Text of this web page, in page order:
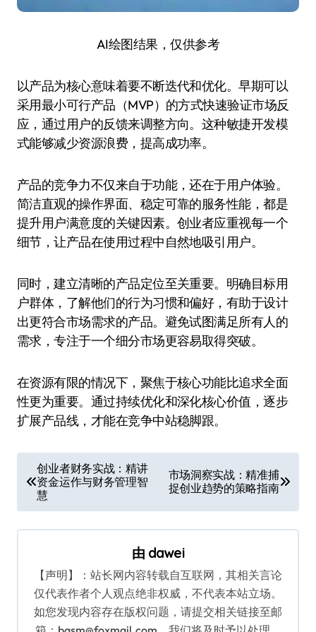
AI绘图结果，仅供参考
以产品为核心意味着要不断迭代和优化。早期可以
采用最小可行产品（MVP）的方式快速验证市场反
应，通过用户的反馈来调整方向。这种敏捷开发模
式能够减少资源浪费，提高成功率。
产品的竞争力不仅来自于功能，还在于用户体验。
简洁直观的操作界面、稳定可靠的服务性能，都是
提升用户满意度的关键因素。创业者应重视每一个
细节，让产品在使用过程中自然地吸引用户。
同时，建立清晰的产品定位至关重要。明确目标用
户群体，了解他们的行为习惯和偏好，有助于设计
出更符合市场需求的产品。避免试图满足所有人的
需求，专注于一个细分市场更容易取得突破。
在资源有限的情况下，聚焦于核心功能比追求全面
性更为重要。通过持续优化和深化核心价值，逐步
扩展产品线，才能在竞争中站稳脚跟。
章
导
航
创业者财务实战：精讲
资金运作与财务管理智
慧
市场洞察实战：精准捕
捉创业趋势的策略指南
由 dawei
【声明】：站长网内容转载自互联网，其相关言论
仅代表作者个人观点绝非权威，不代表本站立场。
如您发现内容存在版权问题，请提交相关链接至邮